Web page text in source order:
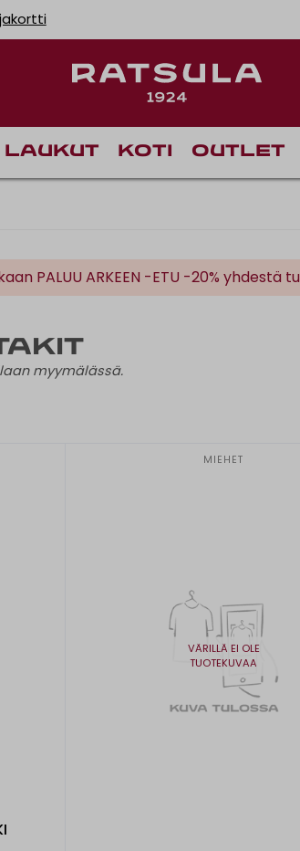
Laukut Koti Outlet
PALUU ARKEEN -ETU -20% yhdestä
myymälässä.
MIEHET
VÄRILLÄ EI OLE
TUOTEKUVAA